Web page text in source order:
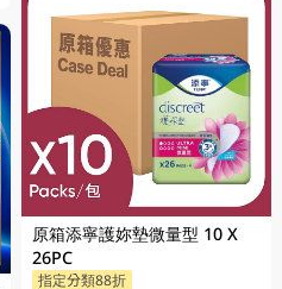
原箱添寧護妳墊微量型 10 X
26PC
指定分類88折